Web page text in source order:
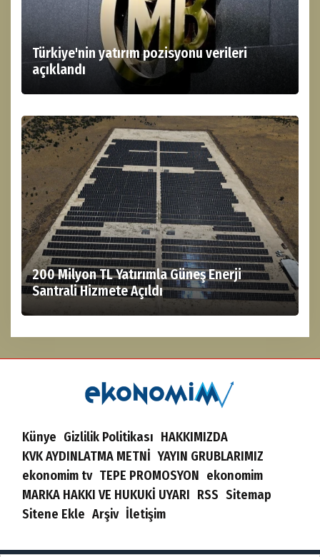
Türkiye'nin yatırım pozisyonu verileri
açıklandı
200 Milyon TL Yatırımla Güneş Enerji
Santrali Hizmete Açıldı
Künye Gizlilik Politikası HAKKIMIZDA
KVK AYDINLATMA METNİ YAYIN GRUBLARIMIZ
ekonomim tv TEPE PROMOSYON ekonomim
MARKA HAKKI VE HUKUKİ UYARI RSS Sitemap
Sitene Ekle Arşiv İletişim